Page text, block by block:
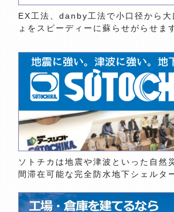
EX工法、danby工法で小口径から大
ょをスピーディーに蘇らせがらせま
ソトチカは地震や津波といった自然
間滞在可能な完全防水地下シェルタ